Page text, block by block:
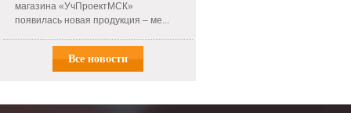
магазина «УчПроектМСК»
появилась новая продукция – ме...
Все новости